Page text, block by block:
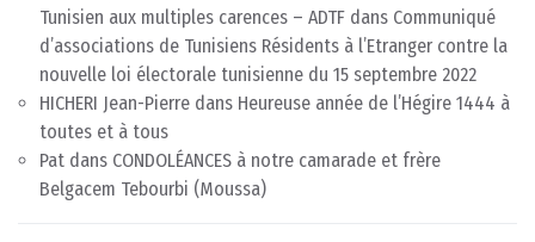
Tunisien aux multiples carences – ADTF dans Communiqué
d’associations de Tunisiens Résidents à l’Etranger contre la
nouvelle loi électorale tunisienne du 15 septembre 2022
HICHERI Jean-Pierre dans Heureuse année de l’Hégire 1444 à
toutes et à tous
Pat dans CONDOLÉANCES à notre camarade et frère
Belgacem Tebourbi (Moussa)